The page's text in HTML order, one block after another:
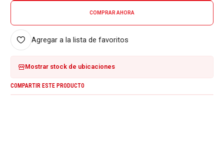
COMPRAR AHORA
Agregar a la lista de favoritos
Mostrar stock de ubicaciones
COMPARTIR ESTE PRODUCTO